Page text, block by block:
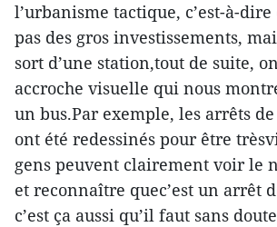
l’urbanisme tactique, c’est-à-dire
pas des gros investissements,
sort d’une station,tout de suite,
accroche visuelle qui nous
un bus.Par exemple, les arrêts
ont été redessinés pour être
gens peuvent clairement voir le
et reconnaître quec’est un arrêt
c’est ça aussi qu’il faut sans